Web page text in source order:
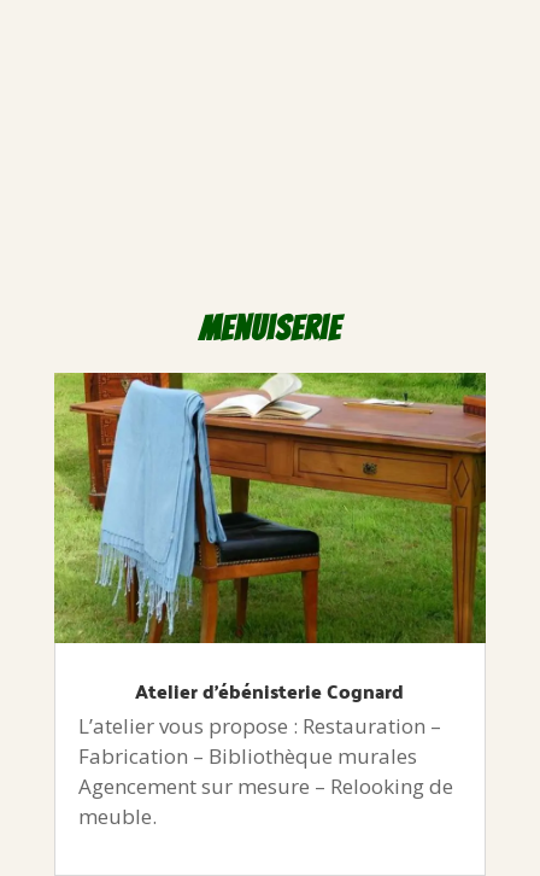
Menuiserie
Atelier d’ébénisterie Cognard
L’atelier vous propose : Restauration –
Fabrication – Bibliothèque murales
Agencement sur mesure – Relooking de
meuble.